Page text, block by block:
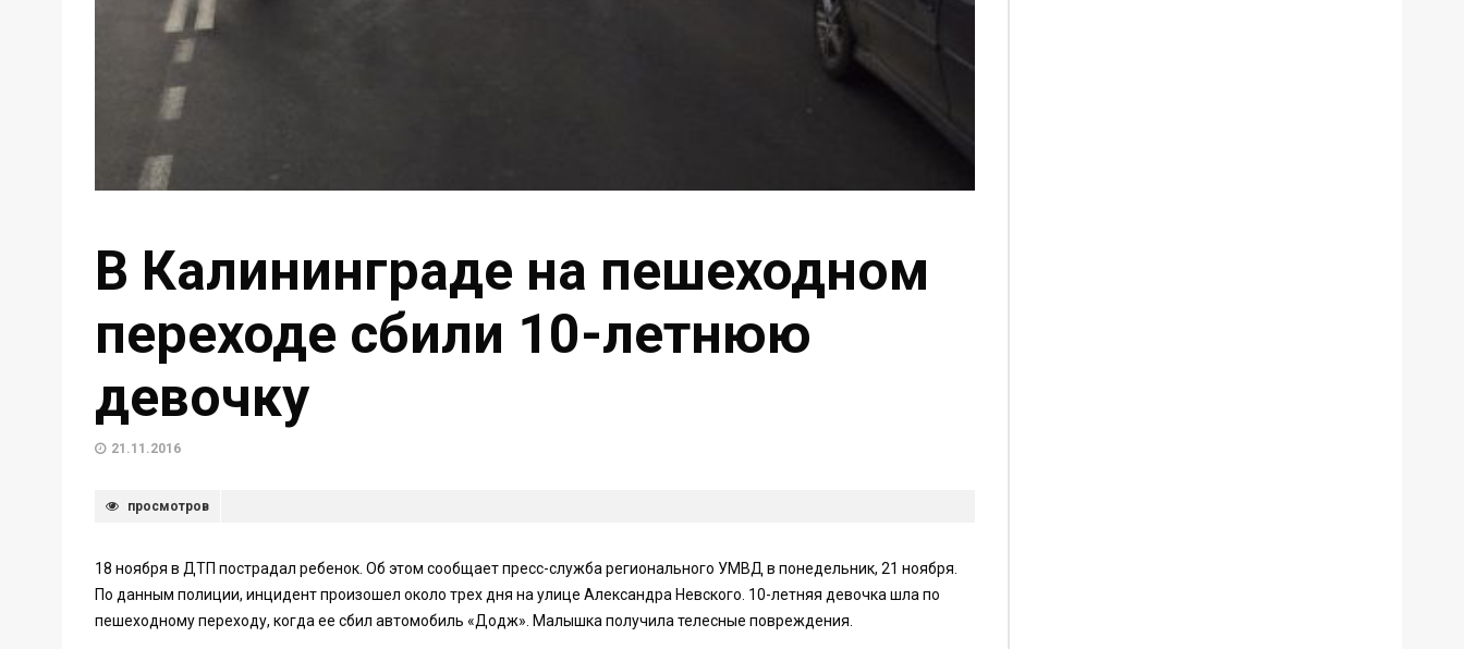
В Калининграде на пешеходном
переходе сбили 10-летнюю
девочку
21.11.2016
просмотров
18 ноября в ДТП пострадал ребенок. Об этом сообщает пресс-служба регионального УМВД в понедельник, 21 ноября.
По данным полиции, инцидент произошел около трех дня на улице Александра Невского. 10-летняя девочка шла по
пешеходному переходу, когда ее сбил автомобиль «Додж». Малышка получила телесные повреждения.